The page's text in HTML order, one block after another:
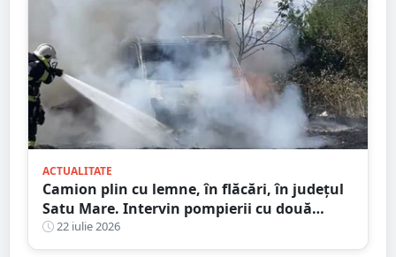
ACTUALITATE
Camion plin cu lemne, în flăcări, în județul
Satu Mare. Intervin pompierii cu două
autospeciale
22 iulie 2026